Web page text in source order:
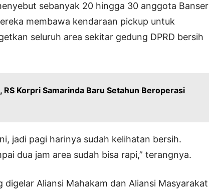
sebanyak 20 hingga 30 anggota Banser
membawa kendaraan pickup untuk
seluruh area sekitar gedung DPRD bersih
RS Korpri Samarinda Baru Setahun Beroperasi
jadi pagi harinya sudah kelihatan bersih.
dua jam area sudah bisa rapi,” terangnya.
digelar Aliansi Mahakam dan Aliansi Masyarakat